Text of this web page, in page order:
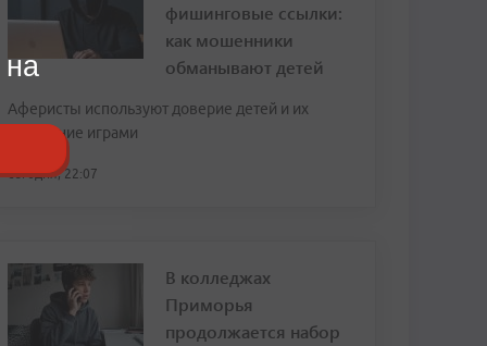
фишинговые ссылки:
как мошенники
обманывают детей
Аферисты используют доверие детей и их
увлечение играми
сегодня, 22:07
В колледжах
Приморья
продолжается набор